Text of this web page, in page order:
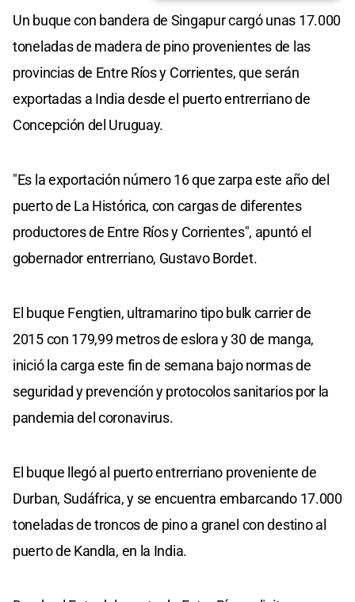
Un buque con bandera de Singapur cargó unas 17.000
toneladas de madera de pino provenientes de las
provincias de Entre Ríos y Corrientes, que serán
exportadas a India desde el puerto entrerriano de
Concepción del Uruguay.
"Es la exportación número 16 que zarpa este año del
puerto de La Histórica, con cargas de diferentes
productores de Entre Ríos y Corrientes", apuntó el
gobernador entrerriano, Gustavo Bordet.
El buque Fengtien, ultramarino tipo bulk carrier de
2015 con 179,99 metros de eslora y 30 de manga,
inició la carga este fin de semana bajo normas de
seguridad y prevención y protocolos sanitarios por la
pandemia del coronavirus.
El buque llegó al puerto entrerriano proveniente de
Durban, Sudáfrica, y se encuentra embarcando 17.000
toneladas de troncos de pino a granel con destino al
puerto de Kandla, en la India.